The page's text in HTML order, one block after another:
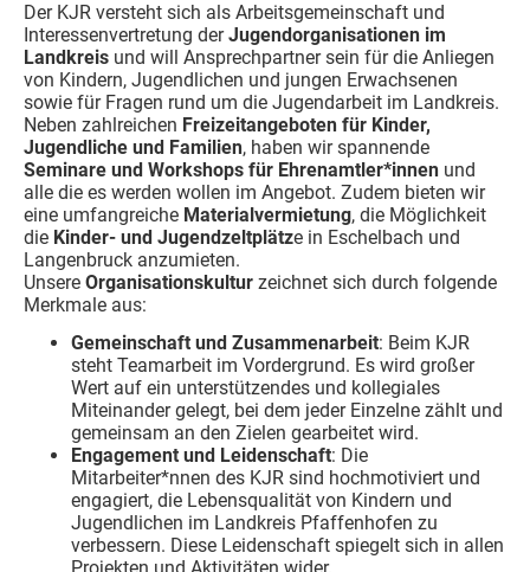
Der KJR versteht sich als Arbeitsgemeinschaft und
Interessenvertretung derJugendorganisationen im
Landkreis und will Ansprechpartner sein für die Anliegen
von Kindern, Jugendlichen und jungen Erwachsenen
sowie für Fragen rund um die Jugendarbeit im Landkreis.
Neben zahlreichen Freizeitangeboten für Kinder,
Jugendliche und Familien, haben wir spannende
Seminare und Workshops für Ehrenamtler*innen und
alle die es werden wollen im Angebot. Zudem bieten wir
eine umfangreiche Materialvermietung, die Möglichkeit
die Kinder- und Jugendzeltplätze in Eschelbach und
Langenbruck anzumieten.
Unsere Organisationskultur zeichnet sich durch folgende
Merkmale aus:
Gemeinschaft und Zusammenarbeit: Beim KJR
steht Teamarbeit im Vordergrund. Es wird großer
Wert auf ein unterstützendes und kollegiales
Miteinander gelegt, bei dem jeder Einzelne zählt und
gemeinsam an den Zielen gearbeitet wird.
Engagement und Leidenschaft: Die
Mitarbeiter*nnen des KJR sind hochmotiviert und
engagiert, die Lebensqualität von Kindern und
Jugendlichen im Landkreis Pfaffenhofen zu
verbessern. Diese Leidenschaft spiegelt sich in allen